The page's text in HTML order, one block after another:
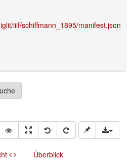
iiif/schiffmann_1895/manifest.json
Überblick